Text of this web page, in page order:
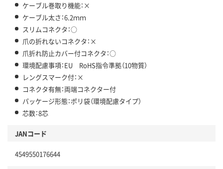
ケーブル巻取り機能：×
ケーブル太さ：6.2ｍｍ
スリムコネクタ：○
爪の折れないコネクタ：×
爪折れ防止カバー付コネクタ：○
環境配慮事項：EU RoHS指令準拠（10物質）
レングスマーク付：×
コネクタ有無：両端コネクター付
パッケージ形態：ポリ袋（環境配慮タイプ）
芯数：8芯
JANコード
4549550176644